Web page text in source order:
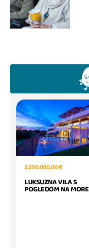
2.200.000,00 €
LUKSUZNA VILA S
POGLEDOM NA MORE